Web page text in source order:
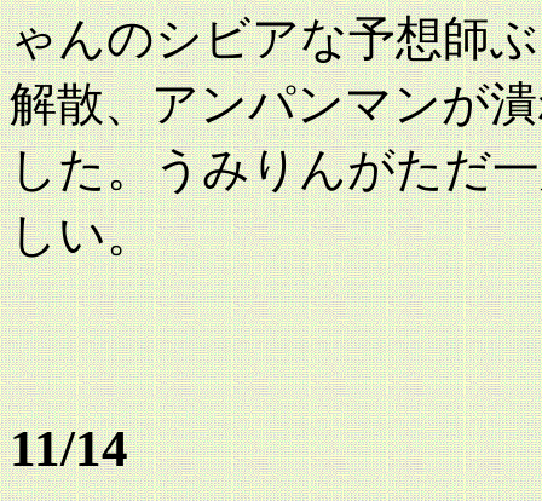
ゃんのシビアな予想師
解散、アンパンマンが
した。うみりんがただ
しい。
11/14